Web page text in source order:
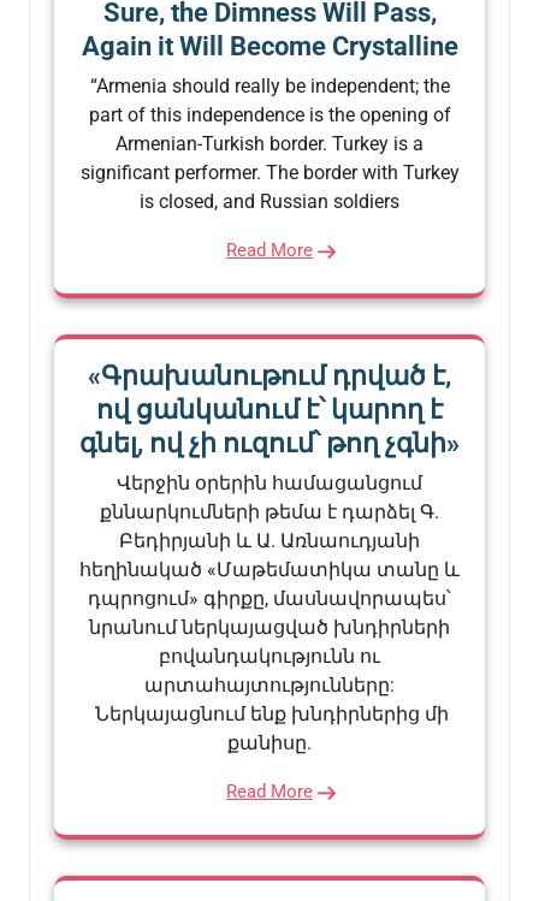
Sure, the Dimness Will Pass,
Again it Will Become Crystalline
“Armenia should really be independent; the
part of this independence is the opening of
Armenian-Turkish border. Turkey is a
significant performer. The border with Turkey
is closed, and Russian soldiers
Read More
«Գրախանութում դրված է,
ով ցանկանում է՝ կարող է
գնել, ով չի ուզում՝ թող չգնի»
Վերջին օրերին համացանցում
քննարկումների թեմա է դարձել Գ.
Բեդիրյանի և Ա. Առնաուդյանի
հեղինակած «Մաթեմատիկա տանը և
դպրոցում» գիրքը, մասնավորապես՝
նրանում ներկայացված խնդիրների
բովանդակությունն ու
արտահայտությունները:
Ներկայացնում ենք խնդիրներից մի
քանիսը.
Read More